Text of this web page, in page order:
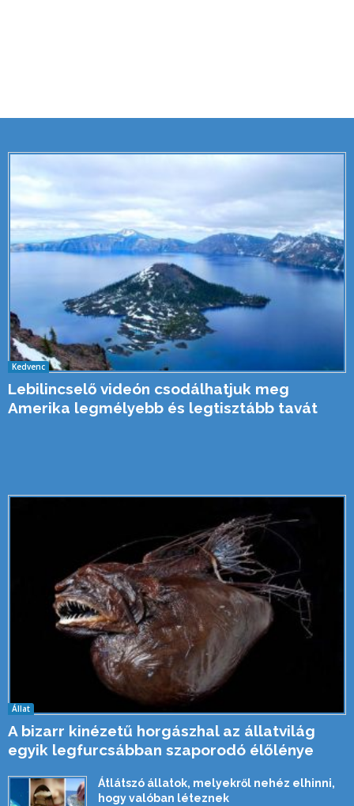
Kedvenc
Lebilincselő videón csodálhatjuk meg
Amerika legmélyebb és legtisztább tavát
Állat
A bizarr kinézetű horgászhal az állatvilág
egyik legfurcsábban szaporodó élőlénye
Átlátszó állatok, melyekről nehéz elhinni,
hogy valóban léteznek